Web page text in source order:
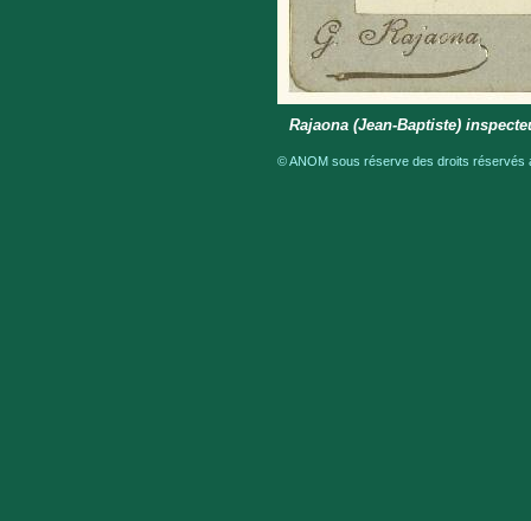
Rajaona (Jean-Baptiste)
© ANOM sous réserve des droits réservés